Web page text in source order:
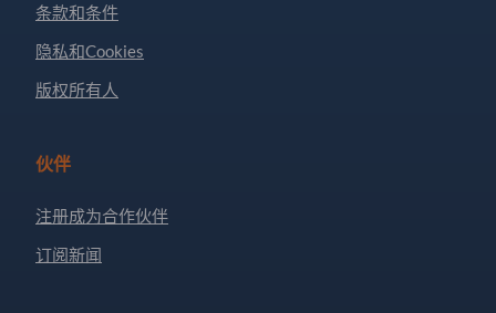
条款和条件
隐私和Cookies
版权所有人
伙伴
注册成为合作伙伴
订阅新闻